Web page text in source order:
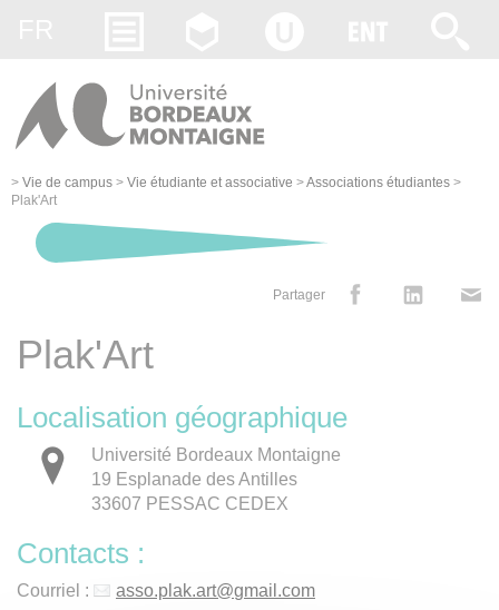
> Vie de campus > Vie étudiante et associative >Associations étudiantes >
Plak'Art
Partager
Plak'Art
Localisation géographique
Université Bordeaux Montaigne
19 Esplanade des Antilles
33607 PESSAC CEDEX
Contacts :
Courriel : asso.plak.art@gmail.com